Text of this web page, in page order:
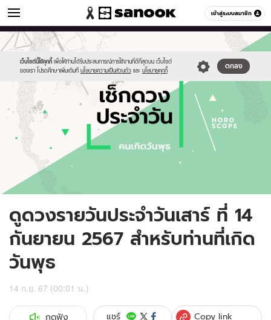
เข้าสู่ระบบสมาชิก
ดูดวง หมวดอื่นๆ
เว็บไซต์นี้ใช้คุกกี้ เพื่อให้ท่านได้รับประสบการณ์การใช้งานที่ดีที่สุดบน เว็บไซต์
ของเรา โปรดศึกษาเพิ่มเติมที่ นโยบายความเป็นส่วนตัว และ นโยบายคุกกี้
ตกลง
Sanook
//s.isanook.com/sr/0/images/logo-
new-
sanook.png
600
60
//s.isanook.com/ho/0/ud/fxd/day/daily-
horoscope-
wednesday.jpg
ดูดวงรายวันประจำวันเสาร์ ที่ 14
กันยายน 2567 สำหรับท่านที่เกิด
วันพุธ
14 ก.ย. 67 (00:01 น.)
กดฟัง แชร์ Copy link